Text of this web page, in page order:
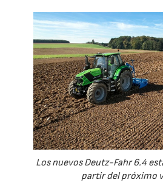
Los nuevos Deutz-Fahr 6.4
partir del próximo